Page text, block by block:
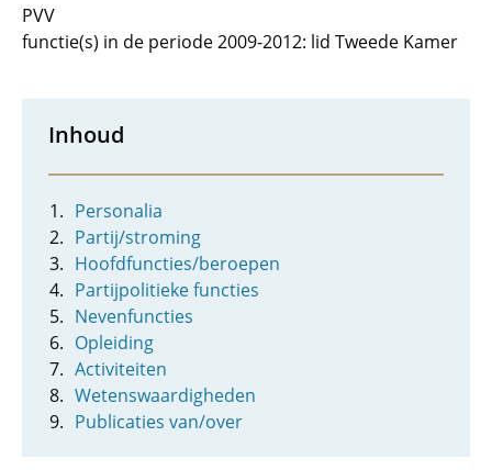
PVV
functie(s) in de periode 2009-2012: lid Tweede Kamer
Inhoud
Personalia
Partij/stroming
Hoofdfuncties/beroepen
Partijpolitieke functies
Nevenfuncties
Opleiding
Activiteiten
Wetenswaardigheden
Publicaties van/over